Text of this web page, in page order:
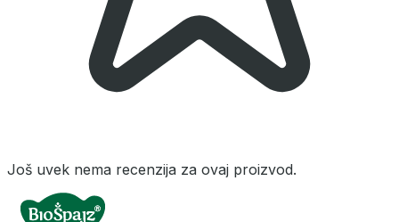
Još uvek nema recenzija za ovaj proizvod.